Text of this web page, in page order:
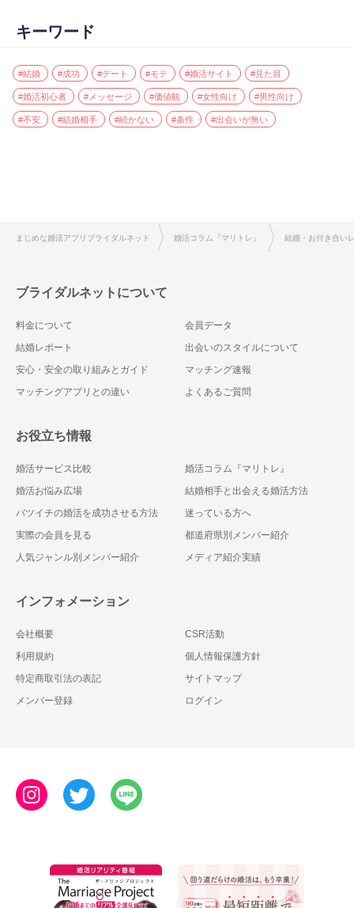
キーワード
#結婚 #成功 #デート #モテ #婚活サイト #見た目
#婚活初心者 #メッセージ #価値観 #女性向け #男性向け
#不安 #結婚相手 #続かない #条件 #出会いが無い
まじめな婚活アプリブライダルネット 婚活コラム『マリトレ』 結婚・お付き合い
ブライダルネットについて
料金について
会員データ
結婚レポート
出会いのスタイルについて
安心・安全の取り組みとガイド
マッチング速報
マッチングアプリとの違い
よくあるご質問
お役立ち情報
婚活サービス比較
婚活コラム『マリトレ』
婚活お悩み広場
結婚相手と出会える婚活方法
バツイチの婚活を成功させる方法
迷っている方へ
実際の会員を見る
都道府県別メンバー紹介
人気ジャンル別メンバー紹介
メディア紹介実績
インフォメーション
会社概要
CSR活動
利用規約
個人情報保護方針
特定商取引法の表記
サイトマップ
メンバー登録
ログイン